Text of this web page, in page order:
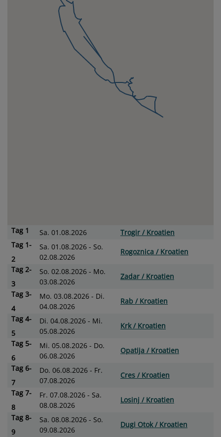
Tag 1 Sa. 01.08.2026
Trogir / Kroatien
Tag 1-
2
Sa. 01.08.2026 - So.
02.08.2026
Rogoznica / Kroatien
Tag 2-
3
So. 02.08.2026 - Mo.
03.08.2026
Zadar / Kroatien
Tag 3-
4
Mo. 03.08.2026 - Di.
04.08.2026
Rab / Kroatien
Tag 4-
5
Di. 04.08.2026 - Mi.
05.08.2026
Krk / Kroatien
Tag 5-
6
Mi. 05.08.2026 - Do.
06.08.2026
Opatija / Kroatien
Tag 6-
7
Do. 06.08.2026 - Fr.
07.08.2026
Cres / Kroatien
Tag 7-
8
Fr. 07.08.2026 - Sa.
08.08.2026
Losinj / Kroatien
Tag 8-
9
Sa. 08.08.2026 - So.
09.08.2026
Dugi Otok / Kroatien